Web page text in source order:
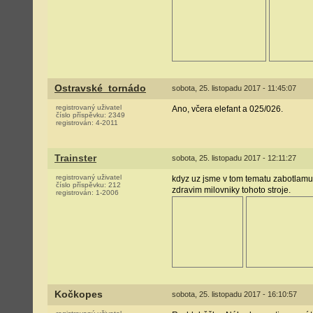
Ostravské_tornádo sobota, 25. listopadu 2017 - 11:45:07
registrovaný uživatel
číslo příspěvku: 2349
registrován: 4-2011
Ano, včera elefant a 025/026.
Trainster sobota, 25. listopadu 2017 - 12:11:27
registrovaný uživatel
číslo příspěvku: 212
registrován: 1-2006
kdyz uz jsme v tom tematu
zdravim milovniky tohoto stroje.
Kočkopes sobota, 25. listopadu 2017 - 16:10:57